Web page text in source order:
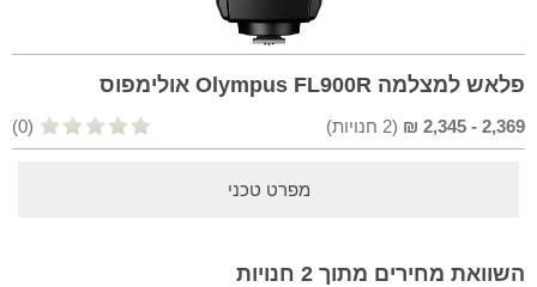
פלאש למצלמה Olympus FL900R אולימפוס
2,369
-
2,345
₪
(
2 חנויות) (0)
מפרט טכני
השוואת מחירים מתוך 2 חנויות